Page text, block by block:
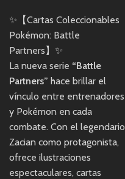
✨【Cartas Coleccionables
Pokémon: Battle
Partners】✨
La nueva serie “Battle
Partners” hace brillar el
vínculo entre entrenadores
y Pokémon en cada
combate. Con el legendario
Zacian como protagonista,
ofrece ilustraciones
espectaculares, cartas